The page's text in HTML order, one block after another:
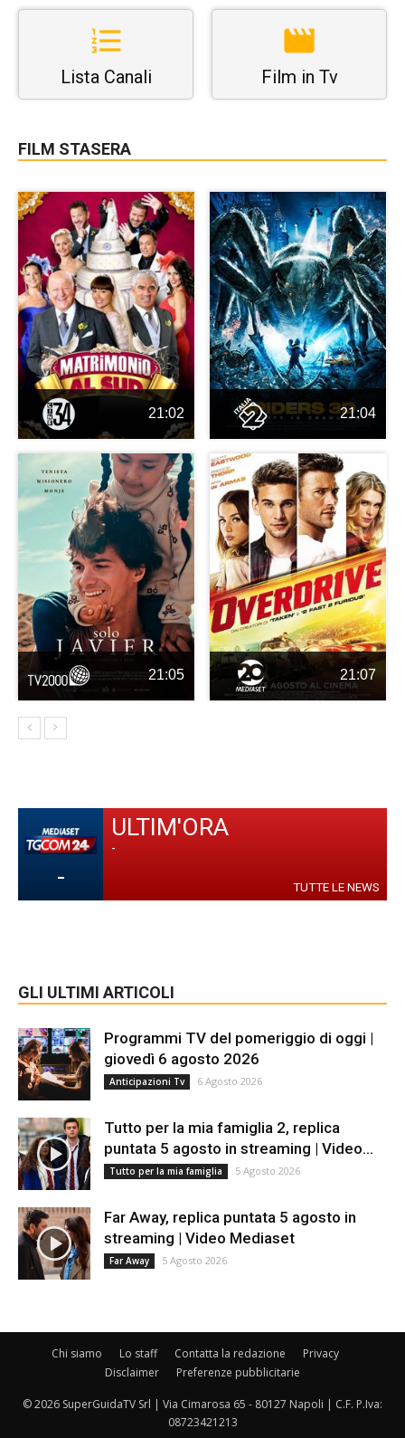
Lista Canali Film in Tv
FILM STASERA
21:02 21:04
21:05 21:07
-
ULTIM'ORA
-
TUTTE LE NEWS
GLI ULTIMI ARTICOLI
Programmi TV del pomeriggio di oggi |
giovedì 6 agosto 2026
Anticipazioni Tv 6 Agosto 2026
Tutto per la mia famiglia 2, replica
puntata 5 agosto in streaming | Video...
Tutto per la mia famiglia 5 Agosto 2026
Far Away, replica puntata 5 agosto in
streaming | Video Mediaset
Far Away 5 Agosto 2026
Chi siamo Lo staff Contatta la redazione
Privacy
Disclaimer
Preferenze pubblicitarie
© 2026 SuperGuidaTV Srl | Via Cimarosa 65 - 80127 Napoli | C.F. P.Iva:
08723421213